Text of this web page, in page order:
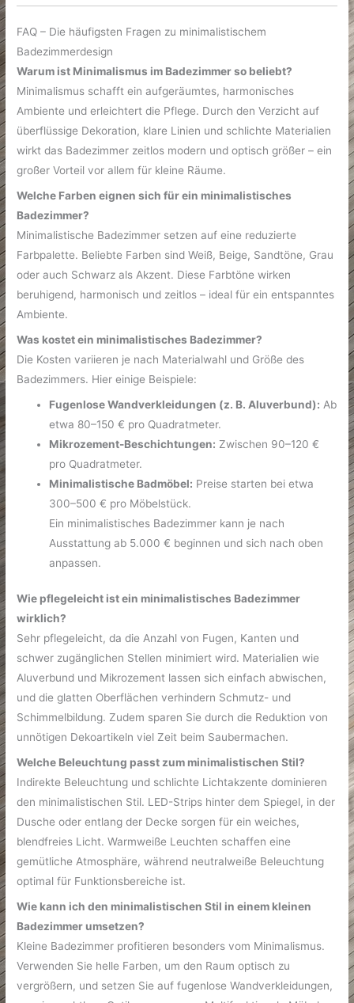
FAQ – Die häufigsten Fragen zu minimalistischem
Badezimmerdesign
Warum ist Minimalismus im Badezimmer so beliebt?
Minimalismus schafft ein aufgeräumtes, harmonisches
Ambiente und erleichtert die Pflege. Durch den Verzicht auf
überflüssige Dekoration, klare Linien und schlichte Materialien
wirkt das Badezimmer zeitlos modern und optisch größer – ein
großer Vorteil vor allem für kleine Räume.
Welche Farben eignen sich für ein minimalistisches
Badezimmer?
Minimalistische Badezimmer setzen auf eine reduzierte
Farbpalette. Beliebte Farben sind Weiß, Beige, Sandtöne, Grau
oder auch Schwarz als Akzent. Diese Farbtöne wirken
beruhigend, harmonisch und zeitlos – ideal für ein entspanntes
Ambiente.
Was kostet ein minimalistisches Badezimmer?
Die Kosten variieren je nach Materialwahl und Größe des
Badezimmers. Hier einige Beispiele:
Fugenlose Wandverkleidungen (z. B. Aluverbund): Ab
etwa 80–150 € pro Quadratmeter.
Mikrozement-Beschichtungen: Zwischen 90–120 €
pro Quadratmeter.
Minimalistische Badmöbel: Preise starten bei etwa
300–500 € pro Möbelstück.
Ein minimalistisches Badezimmer kann je nach
Ausstattung ab 5.000 € beginnen und sich nach oben
anpassen.
Wie pflegeleicht ist ein minimalistisches Badezimmer
wirklich?
Sehr pflegeleicht, da die Anzahl von Fugen, Kanten und
schwer zugänglichen Stellen minimiert wird. Materialien wie
Aluverbund und Mikrozement lassen sich einfach abwischen,
und die glatten Oberflächen verhindern Schmutz- und
Schimmelbildung. Zudem sparen Sie durch die Reduktion von
unnötigen Dekoartikeln viel Zeit beim Saubermachen.
Welche Beleuchtung passt zum minimalistischen Stil?
Indirekte Beleuchtung und schlichte Lichtakzente dominieren
den minimalistischen Stil. LED-Strips hinter dem Spiegel, in der
Dusche oder entlang der Decke sorgen für ein weiches,
blendfreies Licht. Warmweiße Leuchten schaffen eine
gemütliche Atmosphäre, während neutralweiße Beleuchtung
optimal für Funktionsbereiche ist.
Wie kann ich den minimalistischen Stil in einem kleinen
Badezimmer umsetzen?
Kleine Badezimmer profitieren besonders vom Minimalismus.
Verwenden Sie helle Farben, um den Raum optisch zu
vergrößern, und setzen Sie auf fugenlose Wandverkleidungen,